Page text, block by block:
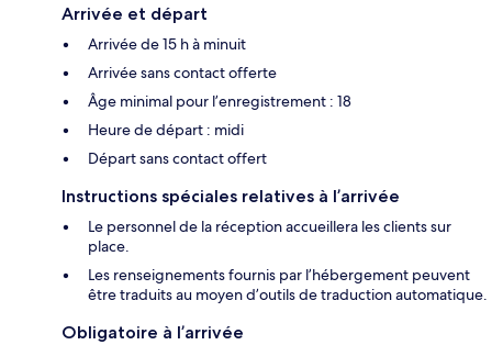
Arrivée et départ
Arrivée de 15 h à minuit
Arrivée sans contact offerte
Âge minimal pour l’enregistrement : 18
Heure de départ : midi
Départ sans contact offert
Instructions spéciales relatives à l’arrivée
Le personnel de la réception accueillera les clients sur
place.
Les renseignements fournis par l’hébergement peuvent
être traduits au moyen d’outils de traduction automatique.
Obligatoire à l’arrivée